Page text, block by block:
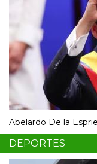
Abelardo De la
DEPORTES